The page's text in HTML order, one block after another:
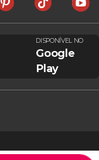
DISPONÍVEL NO
Google
Play